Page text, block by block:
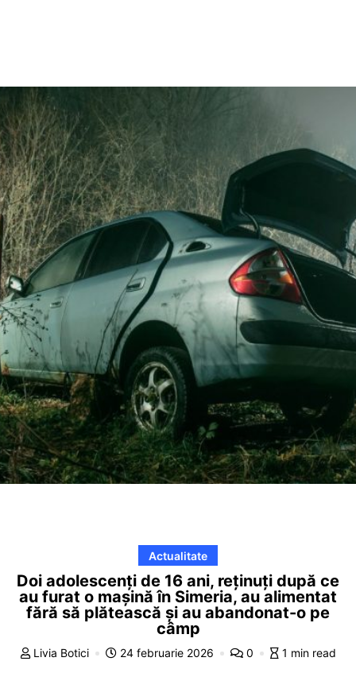
Actualitate
Doi adolescenți de 16 ani, reținuți după ce
au furat o mașină în Simeria, au alimentat
fără să plătească și au abandonat-o pe
câmp
Livia Botici 24 februarie 2026 0 1 min read